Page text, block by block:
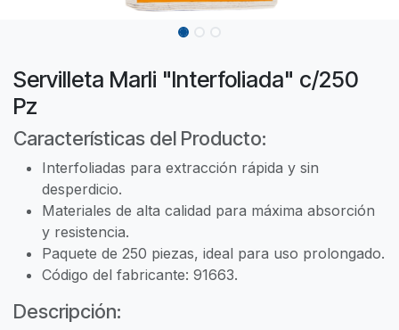
Servilleta Marli "Interfoliada" c/250
Pz
Características del Producto:
Interfoliadas para extracción rápida y sin
desperdicio.
Materiales de alta calidad para máxima absorción
y resistencia.
Paquete de 250 piezas, ideal para uso prolongado.
Código del fabricante: 91663.
Descripción: